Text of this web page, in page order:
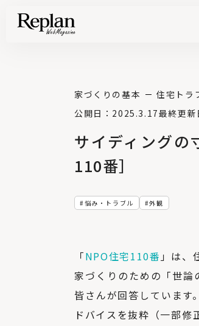
サイディングの
110番］
公開日：2025.3.17最終更
家づくりの基本 住宅トラ
悩み・トラブル 外観
「NPO住宅110番」は、
家づくりのための「世論
皆さんが回答しています
ドバイスを抜粋（一部